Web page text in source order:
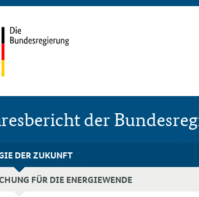
der
DER ZUKUNFT
FÜR DIE ENERGIEWENDE